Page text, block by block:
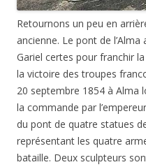
Retournons un peu en
ancienne. Le pont de
Gariel certes pour franchir
la victoire des troupes
20 septembre 1854 à Alma
la commande par
du pont de quatre statues
représentant les quatre
bataille. Deux sculpteurs